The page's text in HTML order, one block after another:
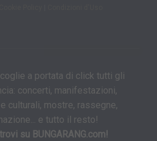
a portata di click tutti gli
concerti, manifestazioni,
culturali, mostre, rassegne,
e tutto il resto!
su BUNGARANG.com!